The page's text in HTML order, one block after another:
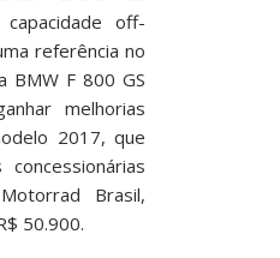
off-
referência no
BMW F 800 GS
melhorias
2017, que
Brasil,
50.900.